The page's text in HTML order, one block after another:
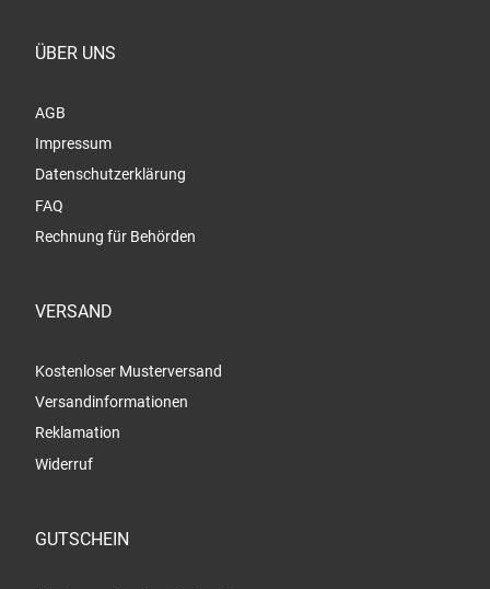
ÜBER UNS
AGB
Impressum
Datenschutzerklärung
FAQ
Rechnung für Behörden
VERSAND
Kostenloser Musterversand
Versandinformationen
Reklamation
Widerruf
GUTSCHEIN